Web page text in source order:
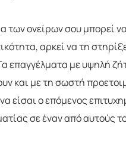
των ονείρων σου μπορεί να
αρκεί να τη
επαγγέλματα με υψηλή
και με τη σωστή
είσαι ο επόμενος
σε έναν από αυτούς